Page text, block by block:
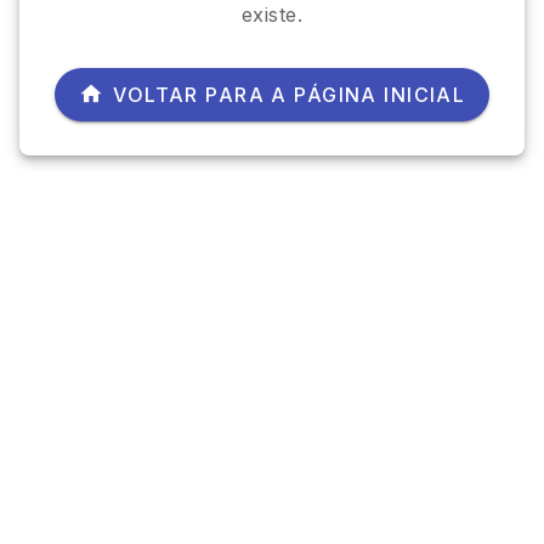
existe.
VOLTAR PARA A PÁGINA INICIAL